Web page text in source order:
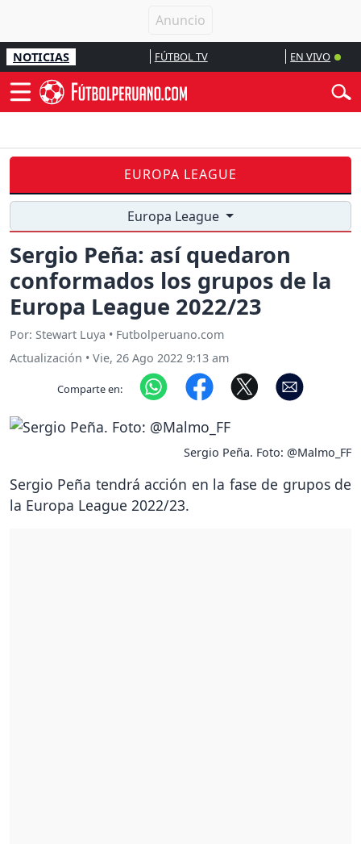
NOTICIAS FÚTBOL TV EN VIVO
EUROPA LEAGUE
Europa League
Sergio Peña: así quedaron
conformados los grupos de la
Europa League 2022/23
Por: Stewart Luya • Futbolperuano.com
Actualización • Vie, 26 Ago 2022 9:13 am
Comparte en:
Sergio Peña. Foto: @Malmo_FF
Sergio Peña tendrá acción en la fase de grupos de
la Europa League 2022/23.